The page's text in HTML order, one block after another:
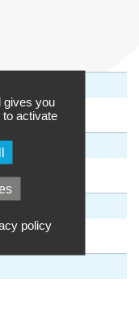
gives you
activate
policy